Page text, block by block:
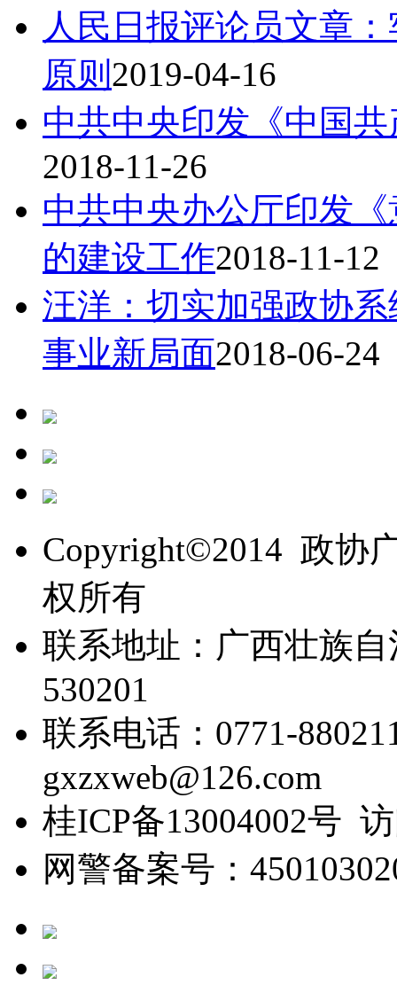
人民日报评论员文章
原则 2019-04-16
中共中央印发《中国
2018-11-26
中共中央办公厅印发
的建设工作2018-11-12
汪洋：切实加强政协
事业新局面2018-06-24
Copyright©2014 政协
权所有
联系地址：广西壮族
530201
联系电话：0771-
gxzxweb@126.com
桂ICP备13004002号
网警备案号：